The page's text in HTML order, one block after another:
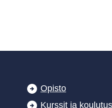
Opisto
Kurssit ja koulutus